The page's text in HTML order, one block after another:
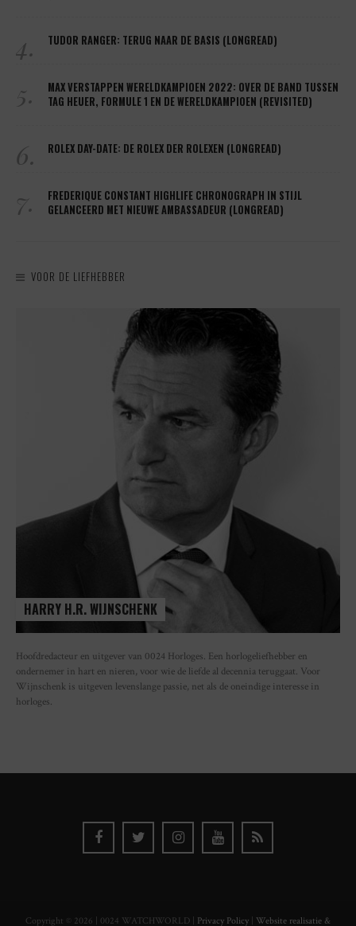
4. TUDOR RANGER: TERUG NAAR DE BASIS (LONGREAD)
5.
MAX VERSTAPPEN WERELDKAMPIOEN 2022: OVER DE BAND TUSSEN
TAG HEUER, FORMULE 1 EN DE WERELDKAMPIOEN (REVISITED)
6. ROLEX DAY-DATE: DE ROLEX DER ROLEXEN (LONGREAD)
7.
FREDERIQUE CONSTANT HIGHLIFE CHRONOGRAPH IN STIJL
GELANCEERD MET NIEUWE AMBASSADEUR (LONGREAD)
VOOR DE LIEFHEBBER
HARRY H.R. WIJNSCHENK
Hoofdredacteur en uitgever van 0024 Horloges. Een horlogeliefhebber en
ondernemer in hart en nieren, voor wie de liefde al decennia teruggaat. Voor
Wijnschenk is uitgeven levenslange passie, net als de oneindige interesse in
horloges.
Copyright © 2026 | 0024 WATCHWORLD | Privacy Policy Website realisatie &